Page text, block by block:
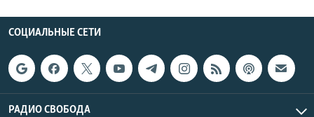
СОЦИАЛЬНЫЕ СЕТИ
РАДИО СВОБОДА